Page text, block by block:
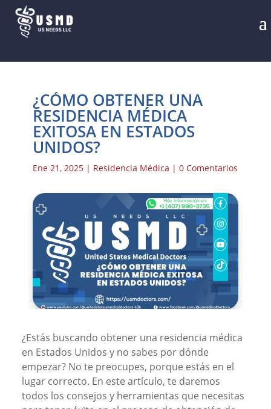
¿CÓMO OBTENER UNA
RESIDENCIA MÉDICA
EXITOSA EN ESTADOS
UNIDOS?
Ene 21, 2025| Residencia Médica | 0 Comentarios
¿Estás buscando obtener una residencia médica
en Estados Unidos y no sabes por dónde
empezar? No te preocupes, porque estás en el
lugar correcto. En este artículo, te daremos
todos los consejos y herramientas que necesitas